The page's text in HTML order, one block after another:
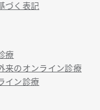
づく表記
療
来のオンライン診療
イン診療